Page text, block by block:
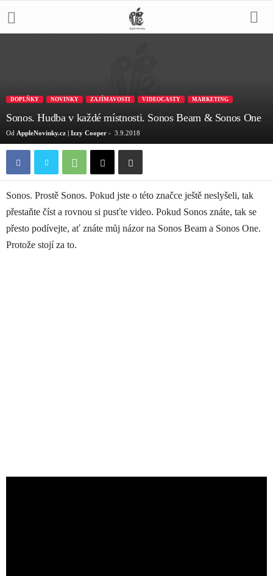
DOPLŇKY NOVINKY ZAJÍMAVOSTI VIDEOCASTY MARKETING
Sonos. Hudba v každé místnosti. Sonos Beam & Sonos One
Od AppleNovinky.cz | Izzy Cooper - 3.9.2018
Sonos. Prostě Sonos. Pokud jste o této značce ještě neslyšeli, tak
přestaňte číst a rovnou si pusťte video. Pokud Sonos znáte, tak se
přesto podívejte, ať znáte můj názor na Sonos Beam a Sonos One.
Protože stojí za to.